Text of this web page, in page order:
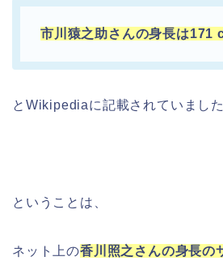
市川猿之助さんの身長は171
とWikipediaに記載されていました
ということは、
ネット上の香川照之さんの身長の